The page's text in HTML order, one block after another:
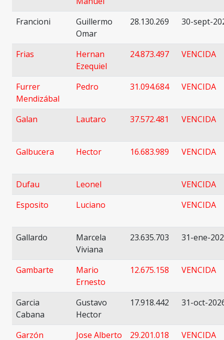
Francioni
Guillermo
Omar
28.130.269 30-sept-
Frias
Hernan
Ezequiel
24.873.497 VENCIDA
Furrer
Mendizábal
Pedro 31.094.684 VENCIDA
Galan Lautaro 37.572.481 VENCIDA
Galbucera Hector 16.683.989 VENCIDA
Dufau Leonel
VENCIDA
Esposito
Luciano VENCIDA
Gallardo
Marcela
Viviana
23.635.703 31-ene-
Gambarte
Mario
Ernesto
12.675.158 VENCIDA
Garcia
Cabana
Gustavo
Hector
17.918.442 31-oct-
Garzón Jose Alberto 29.201.018 VENCIDA